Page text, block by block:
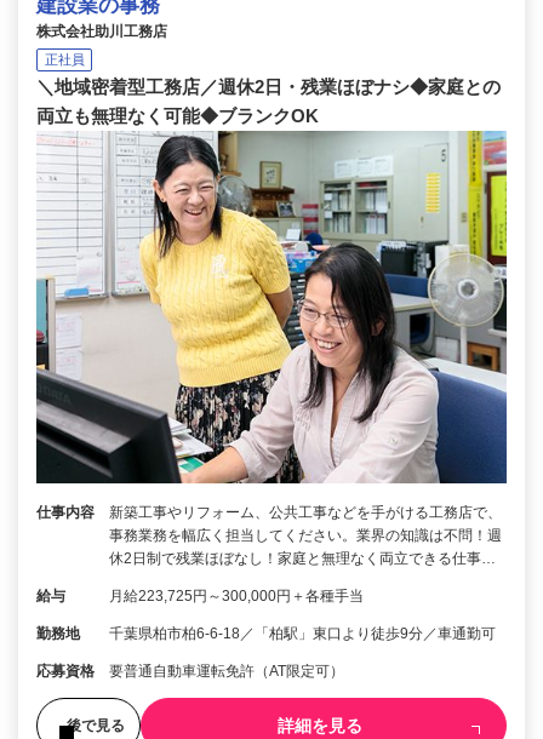
建設業の事務
株式会社助川工務店
正社員
＼地域密着型工務店／週休2日・残業ほぼナシ◆家庭との
両立も無理なく可能◆ブランクOK
仕事内容
新築工事やリフォーム、公共工事などを手がける工務店で、
事務業務を幅広く担当してください。業界の知識は不問！週
休2日制で残業ほぼなし！家庭と無理なく両立できる仕事…
給与 月給223,725円～300,000円＋各種手当
勤務地 千葉県柏市柏6-6-18／「柏駅」東口より徒歩9分／車通勤可
応募資格 要普通自動車運転免許（AT限定可）
後で見る 詳細を見る